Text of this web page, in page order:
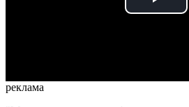
Play
реклама